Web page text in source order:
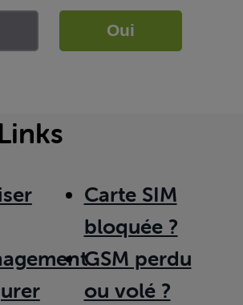
Oui
Carte SIM
bloquée ?
GSM perdu
ou volé ?